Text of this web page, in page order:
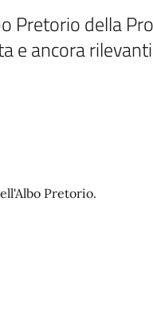
Pretorio della
e ancora
Pretorio.